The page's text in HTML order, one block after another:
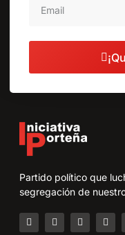
Partido político que
segregación de